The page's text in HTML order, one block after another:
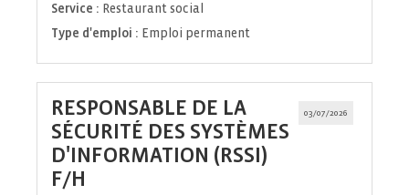
Service : Restaurant social
Type d'emploi : Emploi permanent
03/07/2026
RESPONSABLE DE LA
SÉCURITÉ DES SYSTÈMES
D'INFORMATION (RSSI)
F/H